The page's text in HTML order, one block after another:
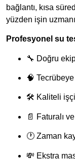
bağlantı, kısa
yüzden işin
Profesyonel su
🔧 Doğru
🧠
🛠 Kaliteli
📄 Faturalı
🕐 Zaman
💸 Ekstra